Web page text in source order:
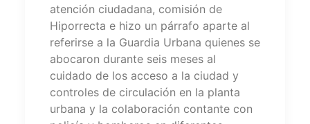
atención ciudadana, comisión de
Hiporrecta e hizo un párrafo aparte al
referirse a la Guardia Urbana quienes se
abocaron durante seis meses al
cuidado de los acceso a la ciudad y
controles de circulación en la planta
urbana y la colaboración contante con